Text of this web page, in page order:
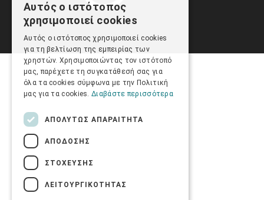
Αυτός ο ιστότοπος
χρησιμοποιεί cookies
Αυτός ο ιστότοπος χρησιμοποιεί cookies
για τη βελτίωση της εμπειρίας των
χρηστών. Χρησιμοποιώντας τον ιστότοπό
μας, παρέχετε τη συγκατάθεσή σας για
όλα τα cookies σύμφωνα με την Πολιτική
μας για τα cookies. Διαβάστε περισσότερα
ΑΠΟΛΎΤΩΣ ΑΠΑΡΑΊΤΗΤΑ
ΑΠΌΔΟΣΗΣ
ΣΤΌΧΕΥΣΗΣ
ΛΕΙΤΟΥΡΓΙΚΌΤΗΤΑΣ